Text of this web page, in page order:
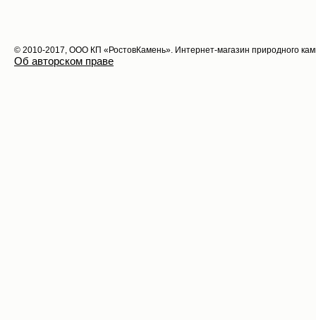
© 2010-2017, ООО КП «РостовКамень». Интернет-магазин природного
Об авторском праве